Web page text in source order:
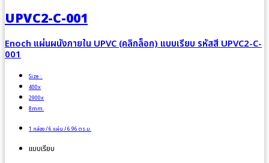
UPVC2-C-001
Enoch แผ่นผนังภายใน UPVC (คลิกล็อก) แบบเรียบ รหัสสี UPVC2-C-
001
Size :
400x
2900x
8mm.
1 กล่อง / 6 แผ่น / 6.96 ตร.ม.
แบบเรียบ